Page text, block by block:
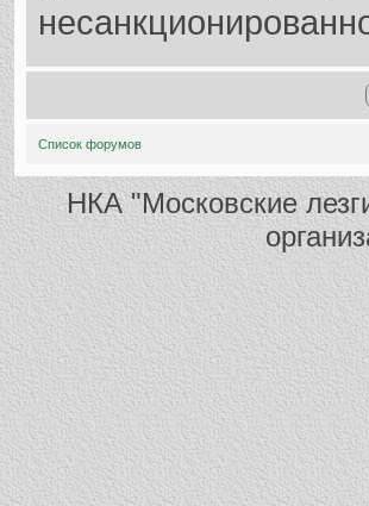
Список форумов
НКА "Московские